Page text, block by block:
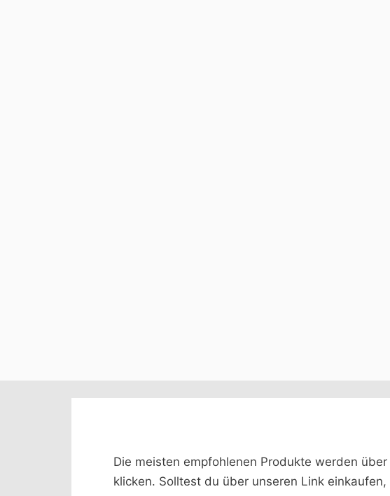
Die meisten empfohlenen Produkte werden
klicken. Solltest du über unseren Link